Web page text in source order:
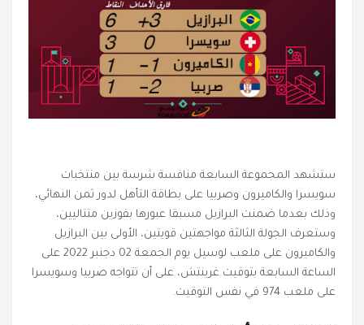
ستشهد المجموعة السابعة منافسة شرسة بين منتخبات
سويسرا والكاميرون وصربيا على بطاقة التأهل لدور ثمن النهائي،
وذلك بعدما ضمنت البرازيل مسبقا عبورها بفوزين متتاليين،
وستعرف الجولة الثالثة مواجهتين قويتين، الأولى بين البرازيل
والكاميرون على ملعب لوسيل يوم الجمعة 02 دجنبر 2022 على
الساعة السابعة بتوقيت غرينتش، على أن تتواجه صربيا وسويسرا
على ملعب 974 في نفس التوقيت.